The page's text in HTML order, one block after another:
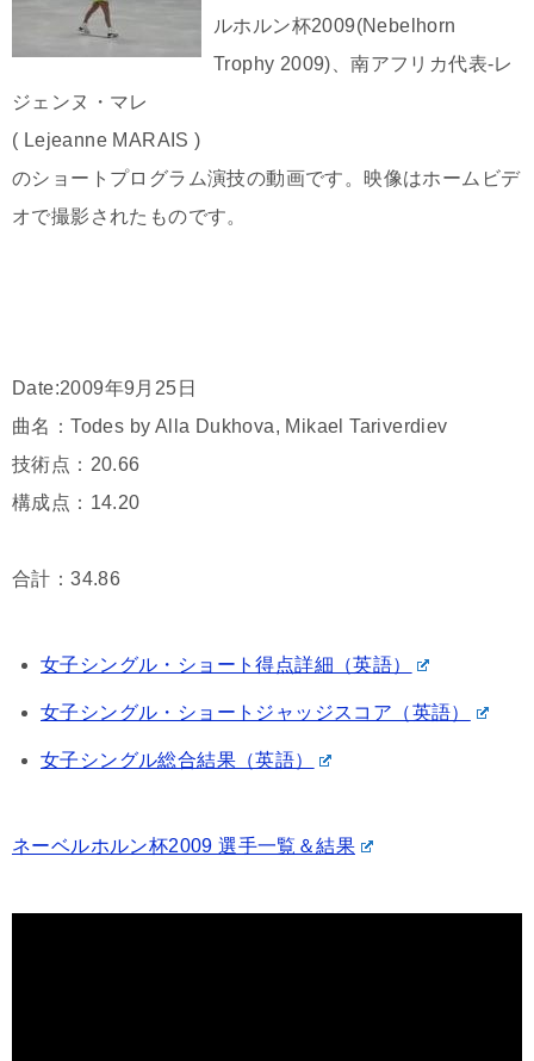
ルホルン杯2009(Nebelhorn
Trophy 2009)、南アフリカ代表-レ
ジェンヌ・マレ
( Lejeanne MARAIS )
のショートプログラム演技の動画です。映像はホームビデ
オで撮影されたものです。
Date:2009年9月25日
曲名：Todes by Alla Dukhova, Mikael Tariverdiev
技術点：20.66
構成点：14.20
合計：34.86
女子シングル・ショート得点詳細（英語）
女子シングル・ショートジャッジスコア（英語）
女子シングル総合結果（英語）
ネーベルホルン杯2009 選手一覧＆結果